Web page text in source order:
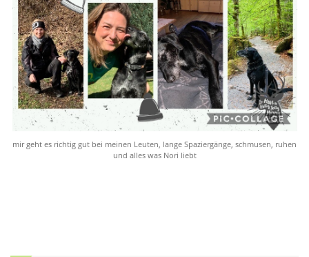
mir geht es richtig gut bei meinen Leuten, lange Spaziergänge, schmusen, ruhen
und alles was Nori liebt